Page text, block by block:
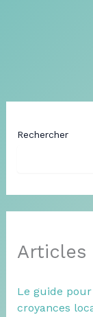
Rechercher
Articles
Le guide
croyances